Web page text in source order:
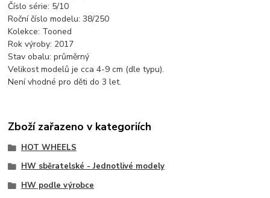
Číslo série: 5/10
Roční číslo modelu: 38/250
Kolekce: Tooned
Rok výroby: 2017
Stav obalu: průměrný
Velikost modelů je cca 4-9 cm (dle typu).
Není vhodné pro děti do 3 let.
Zboží zařazeno v kategoriích
HOT WHEELS
HW sběratelské - Jednotlivé modely
HW podle výrobce